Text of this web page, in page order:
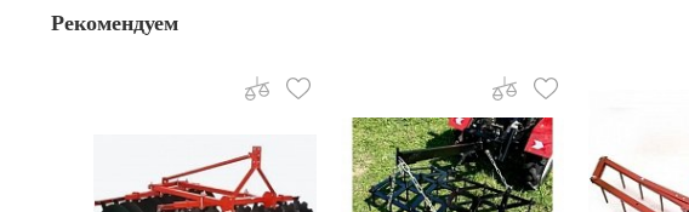
Рекомендуем